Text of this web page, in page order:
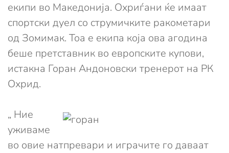
екипи во Македонија. Охриѓани ќе имаат
спортски дуел со струмичките ракометари
од Зомимак. Тоа е екипа која ова агодина
беше претставник во европските купови,
истакна Горан Андоновски тренерот на РК
Охрид.
„ Ние
уживаме
во овие натпревари и играчите го даваат